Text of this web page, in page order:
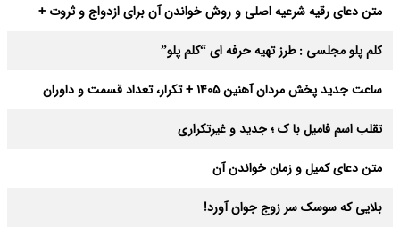
متن دعای رقیه شرعیه اصلی و روش خواندن آن برای ازدواج و ثروت +
کلم پلو مجلسی : طرز تهیه حرفه ای “کلم پلو”
ساعت جدید پخش مردان آهنین 1405 + تکرار، تعداد قسمت و داوران
تقلب اسم فامیل با ک ؛ جدید و غیرتکراری
متن دعای کمیل و زمان خواندن آن
بلایی که سوسک سر زوج جوان آورد!